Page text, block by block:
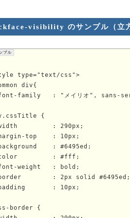
visibility のサンプル（立
type="text/css">
div{
family   : "メイリオ", sans-
{
: 290px;
top    : 10px;
: #6495ed;
: #fff;
weight   : bold;
: 2px solid #6495ed;
: 10px;
border {